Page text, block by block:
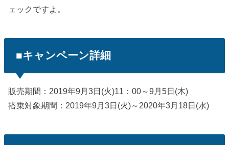
ェックですよ。
■キャンペーン詳細
販売期間：2019年9月3日(火)11：00～9月5日(木)
搭乗対象期間：2019年9月3日(火)～2020年3月18日(水)